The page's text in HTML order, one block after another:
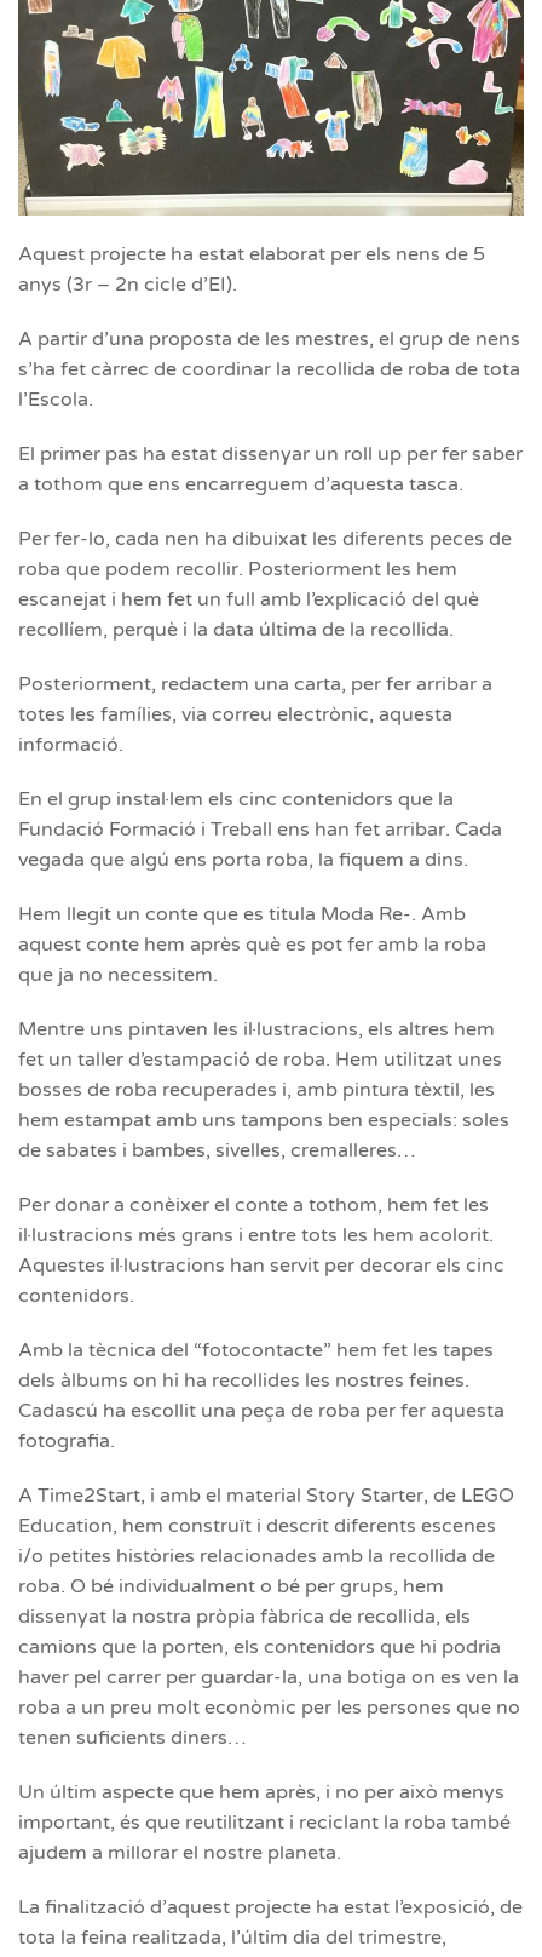
Aquest projecte ha estat elaborat per els nens de 5
anys (3r – 2n cicle d’EI).
A partir d’una proposta de les mestres, el grup de nens
s’ha fet càrrec de coordinar la recollida de roba de tota
l’Escola.
El primer pas ha estat dissenyar un roll up per fer saber
a tothom que ens encarreguem d’aquesta tasca.
Per fer-lo, cada nen ha dibuixat les diferents peces de
roba que podem recollir. Posteriorment les hem
escanejat i hem fet un full amb l’explicació del què
recollíem, perquè i la data última de la recollida.
Posteriorment, redactem una carta, per fer arribar a
totes les famílies, via correu electrònic, aquesta
informació.
En el grup instal·lem els cinc contenidors que la
Fundació Formació i Treball ens han fet arribar. Cada
vegada que algú ens porta roba, la fiquem a dins.
Hem llegit un conte que es titula Moda Re-. Amb
aquest conte hem après què es pot fer amb la roba
que ja no necessitem.
Mentre uns pintaven les il·lustracions, els altres hem
fet un taller d’estampació de roba. Hem utilitzat unes
bosses de roba recuperades i, amb pintura tèxtil, les
hem estampat amb uns tampons ben especials: soles
de sabates i bambes, sivelles, cremalleres…
Per donar a conèixer el conte a tothom, hem fet les
il·lustracions més grans i entre tots les hem acolorit.
Aquestes il·lustracions han servit per decorar els cinc
contenidors.
Amb la tècnica del “fotocontacte” hem fet les tapes
dels àlbums on hi ha recollides les nostres feines.
Cadascú ha escollit una peça de roba per fer aquesta
fotografia.
A Time2Start, i amb el material Story Starter, de LEGO
Education, hem construït i descrit diferents escenes
i/o petites històries relacionades amb la recollida de
roba. O bé individualment o bé per grups, hem
dissenyat la nostra pròpia fàbrica de recollida, els
camions que la porten, els contenidors que hi podria
haver pel carrer per guardar-la, una botiga on es ven la
roba a un preu molt econòmic per les persones que no
tenen suficients diners…
Un últim aspecte que hem après, i no per això menys
important, és que reutilitzant i reciclant la roba també
ajudem a millorar el nostre planeta.
La finalització d’aquest projecte ha estat l’exposició, de
tota la feina realitzada, l’últim dia del trimestre,